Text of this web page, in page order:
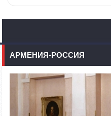
АРМЕНИЯ-РОССИЯ